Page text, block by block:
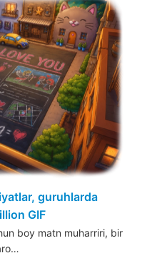
guruhlarda
GIF
boy matn muharriri, bir